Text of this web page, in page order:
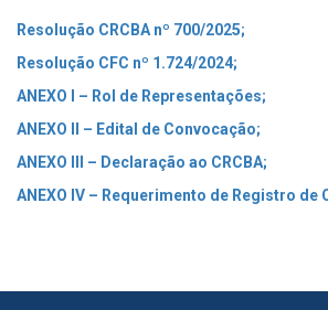
Resolução CRCBA nº 700/2025;
Resolução CFC nº 1.724/2024;
ANEXO I – Rol de Representações;
ANEXO II – Edital de Convocação;
ANEXO III – Declaração ao CRCBA;
ANEXO IV – Requerimento de Registro de